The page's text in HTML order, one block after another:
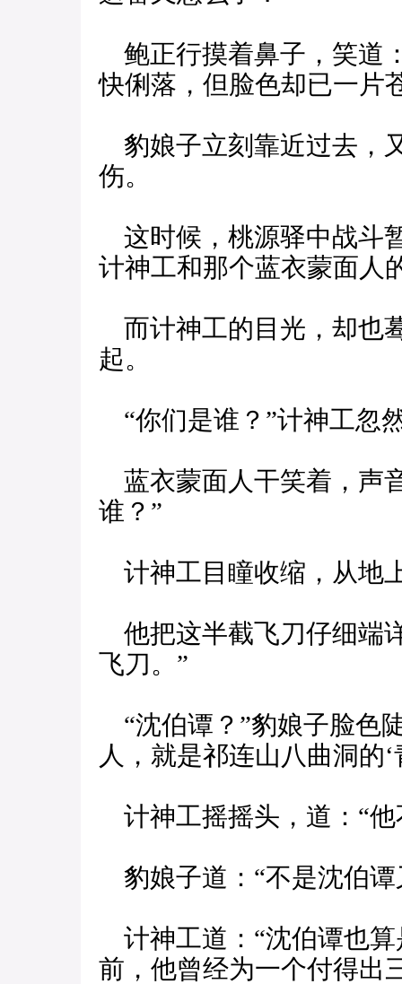
鲍正行摸着鼻子，笑道
快俐落，但脸色却已一片
豹娘子立刻靠近过去，
伤。
这时候，桃源驿中战斗
计神工和那个蓝衣蒙面人
而计神工的目光，却也
起。
“你们是谁？”计神工忽
蓝衣蒙面人干笑着，声
谁？”
计神工目瞳收缩，从地
他把这半截飞刀仔细端
飞刀。”
“沈伯谭？”豹娘子脸色
人，就是祁连山八曲洞的
计神工摇摇头，道：“他
豹娘子道：“不是沈伯谭
计神工道：“沈伯谭也
前，他曾经为一个付得出